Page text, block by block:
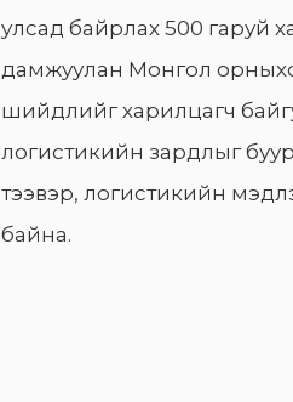
улсад байрлах 500 гаруй
дамжуулан Монгол
шийдлийг харилцагч
логистикийн зардлыг
тээвэр, логистикийн
байна.